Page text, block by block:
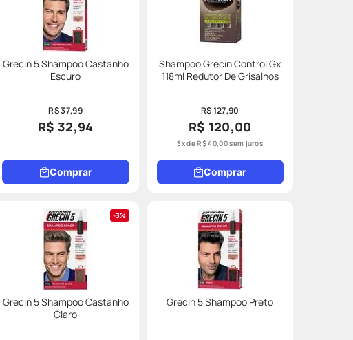
Grecin 5 Shampoo Castanho
Escuro
R$ 37,99
R$ 32,94
Comprar
Shampoo Grecin Control Gx
118ml Redutor De Grisalhos
R$ 127,90
R$ 120,00
3x deR$40,00sem juros
Comprar
3%
Grecin 5 Shampoo Castanho
Claro
Grecin 5 Shampoo Preto